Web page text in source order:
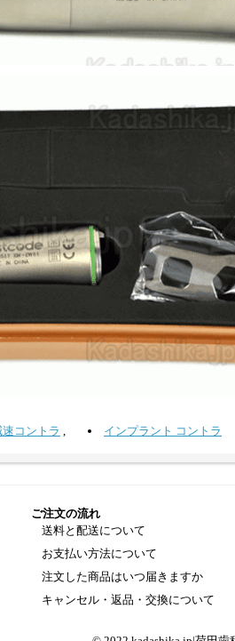
コントラ インプラント コントラ
ご注文の流れ
送料と配送について
お支払い方法について
注文した商品はいつ届きますか
キャンセル・返品・交換について